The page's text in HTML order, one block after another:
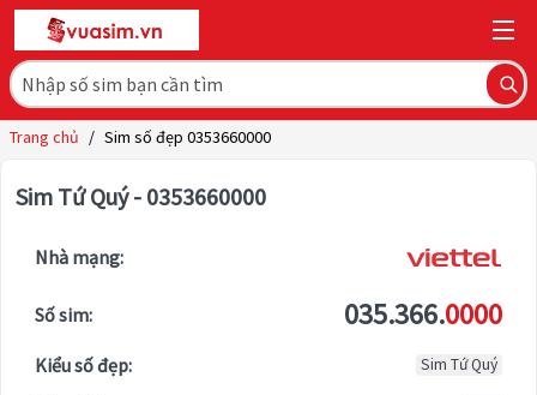
Trang chủ / Sim số đẹp 0353660000
Sim Tứ Quý - 0353660000
Nhà mạng:
Số sim: 035.366.0000
Kiểu số đẹp: Sim Tứ Quý